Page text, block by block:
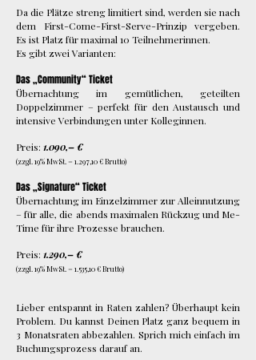
Da die Plätze streng limitiert sind, werden sie nach
dem First-Come-First-Serve-Prinzip vergeben.
Es ist Platz für maximal 10 Teilnehmerinnen.
Es gibt zwei Varianten:
Das „Community“ Ticket
Übernachtung im gemütlichen, geteilten
Doppelzimmer – perfekt für den Austausch und
intensive Verbindungen unter Kolleginnen.
Preis: 1.090,– €
(zzgl. 19% MwSt. = 1.297,10 € Brutto)
Das „Signature“ Ticket
Übernachtung im Einzelzimmer zur Alleinnutzung
– für alle, die abends maximalen Rückzug und Me-
Time für ihre Prozesse brauchen.
Preis: 1.290,– €
(zzgl. 19% MwSt. = 1.535,10 € Brutto)
Lieber entspannt in Raten zahlen? Überhaupt kein
Problem. Du kannst Deinen Platz ganz bequem in
3 Monatsraten abbezahlen. Sprich mich einfach im
Buchungsprozess darauf an.